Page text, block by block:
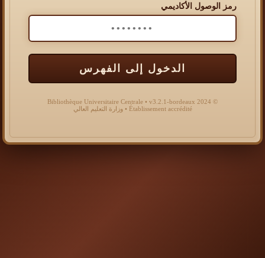
رمز الوصول الأكاديمي
الدخول إلى الفهرس
© 2024 Bibliothèque Universitaire Centrale • v3.2.1-bordeaux
Établissement accrédité • وزارة التعليم العالي